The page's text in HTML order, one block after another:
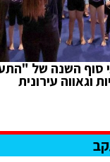
סוף השנה של
וגאווה עירונית